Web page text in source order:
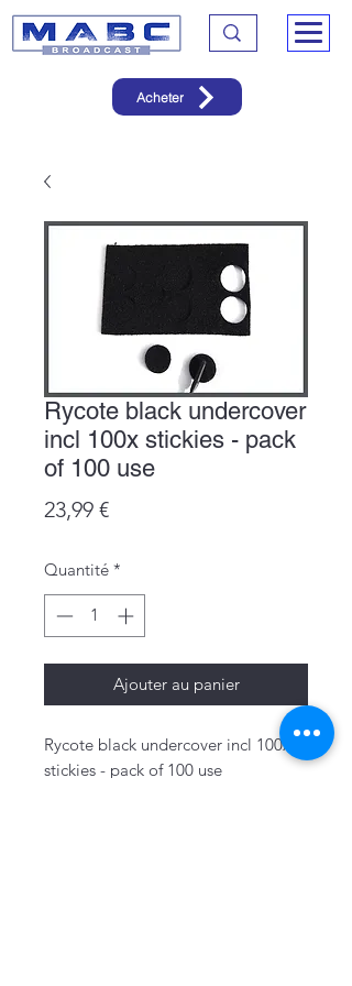
Acheter
Rycote black undercover
incl 100x stickies - pack
of 100 use
23,99 €Prix
Quantité *
Ajouter au panier
Rycote black undercover incl 100x
stickies - pack of 100 use